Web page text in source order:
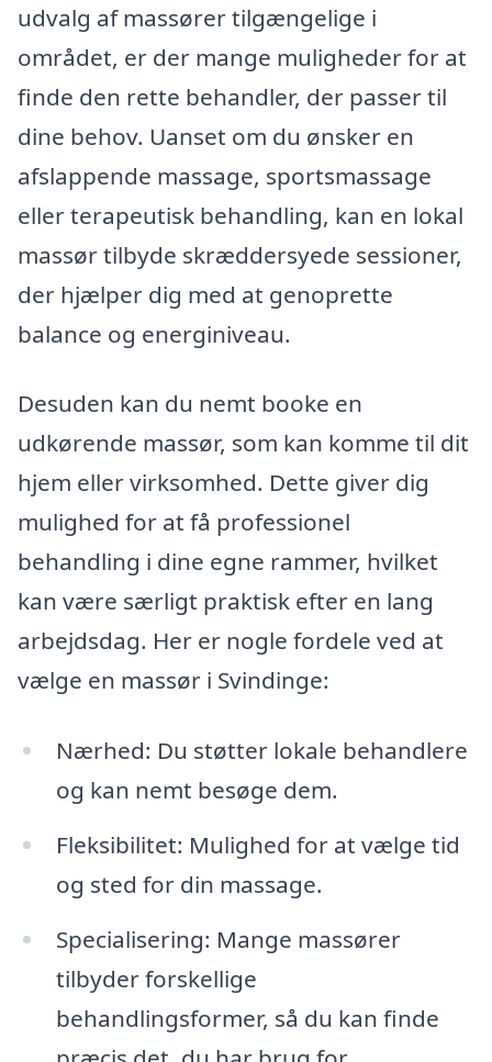
udvalg af massører tilgængelige i
området, er der mange muligheder for at
finde den rette behandler, der passer til
dine behov. Uanset om du ønsker en
afslappende massage, sportsmassage
eller terapeutisk behandling, kan en lokal
massør tilbyde skræddersyede sessioner,
der hjælper dig med at genoprette
balance og energiniveau.
Desuden kan du nemt booke en
udkørende massør, som kan komme til dit
hjem eller virksomhed. Dette giver dig
mulighed for at få professionel
behandling i dine egne rammer, hvilket
kan være særligt praktisk efter en lang
arbejdsdag. Her er nogle fordele ved at
vælge en massør i Svindinge:
Nærhed: Du støtter lokale behandlere
og kan nemt besøge dem.
Fleksibilitet: Mulighed for at vælge tid
og sted for din massage.
Specialisering: Mange massører
tilbyder forskellige
behandlingsformer, så du kan finde